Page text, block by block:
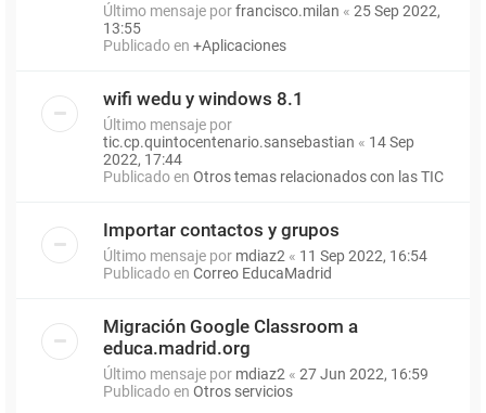
Último mensaje porfrancisco.milan « 25 Sep 2022,
13:55
Publicado en +Aplicaciones
wifi wedu y windows 8.1
Último mensaje por
tic.cp.quintocentenario.sansebastian « 14 Sep
2022, 17:44
Publicado en Otros temas relacionados con las TIC
Importar contactos y grupos
Último mensaje por mdiaz2 « 11 Sep 2022, 16:54
Publicado en Correo EducaMadrid
Migración Google Classroom a
educa.madrid.org
Último mensaje por mdiaz2 « 27 Jun 2022, 16:59
Publicado en Otros servicios